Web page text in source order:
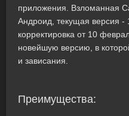
приложения. Взломанная
Андроид, текущая версия -
корректировка от 10
новейшую версию, в
и зависания.
Преимущества: